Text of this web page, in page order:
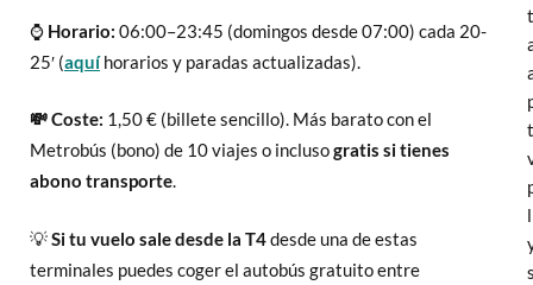
⌚ Horario: 06:00–23:45 (domingos desde 07:00) cada 20-
25′ (aquíhorarios y paradas actualizadas).
💸 Coste: 1,50 € (billete sencillo). Más barato con el
Metrobús (bono) de 10 viajes o inclusogratis si tienes
abono transporte.
💡Si tu vuelo sale desde la T4desde una de estas
terminales puedes coger el autobús gratuito entre